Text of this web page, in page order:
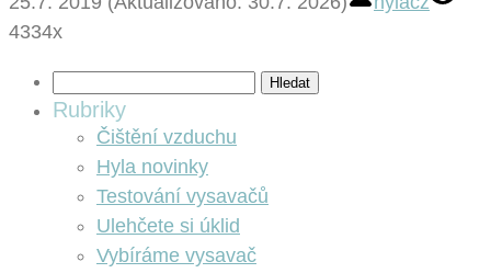
4334x
Rubriky
Čištění vzduchu
Hyla novinky
Testování vysavačů
Ulehčete si úklid
Vybíráme vysavač